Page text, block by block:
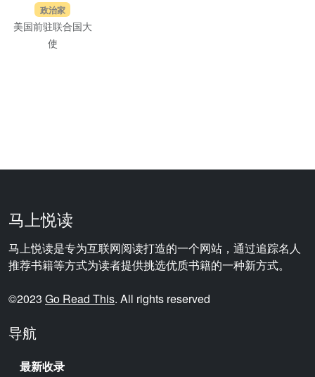
政治家
美国前驻联合国大
使
马上悦读
马上悦读是专为互联网阅读打造的一个网站，通过追踪名人
推荐书籍等方式为读者提供挑选优质书籍的一种新方式。
©2023 Go Read This. All rights reserved
导航
最新收录